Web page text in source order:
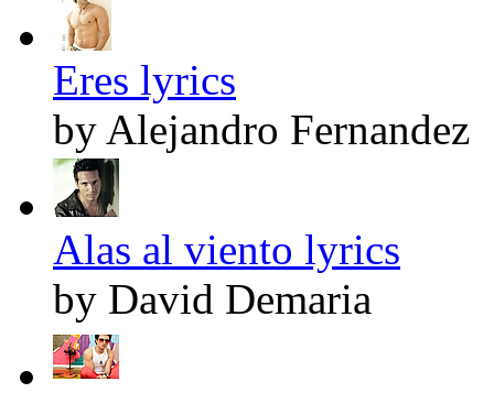
Eres lyrics
by Alejandro Fernandez
Alas al viento lyrics
by David Demaria